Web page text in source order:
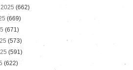
(662)
(669)
(671)
(573)
(591)
(622)